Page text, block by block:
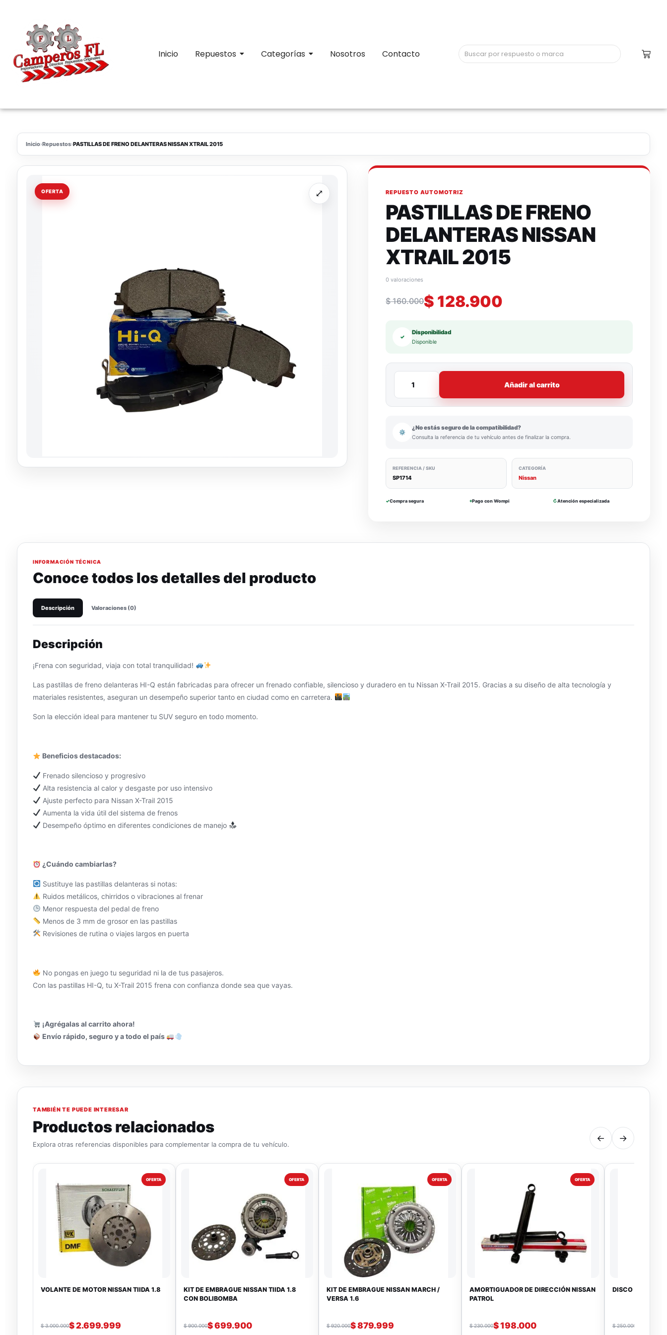
Inicio Repuestos Categorías Nosotros Contacto
Inicio›Repuestos›PASTILLAS DE FRENO DELANTERAS NISSAN XTRAIL 2015
OFERTA ⤢ REPUESTO AUTOMOTRIZ
PASTILLAS DE FRENO
DELANTERAS NISSAN
XTRAIL 2015
0 valoraciones
$160.000$ 128.900
✓
Disponibilidad
Disponible
Añadir al carrito
⚙
¿No estás seguro de la compatibilidad?
Consulta la referencia de tu vehículo antes de finalizar la compra.
REFERENCIA / SKU
SP1714
CATEGORÍA
Nissan
✓Compra segura ⌖Pago con Wompi ↻Atención especializada
INFORMACIÓN TÉCNICA
Conoce todos los detalles del producto
Descripción Valoraciones (0)
Descripción
¡Frena con seguridad, viaja con total tranquilidad!
Las pastillas de freno delanteras HI-Q están fabricadas para ofrecer un frenado confiable, silencioso y duradero en tu Nissan X-Trail 2015. Gracias a su diseño de alta tecnología y
materiales resistentes, aseguran un desempeño superior tanto en ciudad como en carretera.
Son la elección ideal para mantener tu SUV seguro en todo momento.
Beneficios destacados:
Frenado silencioso y progresivo
Alta resistencia al calor y desgaste por uso intensivo
Ajuste perfecto para Nissan X-Trail 2015
Aumenta la vida útil del sistema de frenos
Desempeño óptimo en diferentes condiciones de manejo
¿Cuándo cambiarlas?
Sustituye las pastillas delanteras si notas:
Ruidos metálicos, chirridos o vibraciones al frenar
Menor respuesta del pedal de freno
Menos de 3 mm de grosor en las pastillas
Revisiones de rutina o viajes largos en puerta
No pongas en juego tu seguridad ni la de tus pasajeros.
Con las pastillas HI-Q, tu X-Trail 2015 frena con confianza donde sea que vayas.
¡Agrégalas al carrito ahora!
Envío rápido, seguro y a todo el país
TAMBIÉN TE PUEDE INTERESAR
Productos relacionados
Explora otras referencias disponibles para complementar la compra de tu vehículo.
← →
OFERTA
VOLANTE DE MOTOR NISSAN TIIDA 1.8
$3.000.000$2.699.999
OFERTA
KIT DE EMBRAGUE NISSAN TIIDA 1.8
CON BOLIBOMBA
$900.000$699.900
OFERTA
KIT DE EMBRAGUE NISSAN MARCH /
VERSA 1.6
$920.000$879.999
OFERTA
AMORTIGUADOR DE DIRECCIÓN NISSAN
PATROL
$230.000$198.000
DISCO DE
$250.000